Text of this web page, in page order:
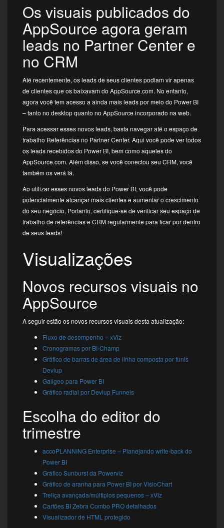
Os visuais publicados do
AppSource agora geram
leads no Partner Center e
no CRM
Até recentemente, os leads de seus clientes podiam vir apenas
de clientes que os baixavam do AppSource.com. No entanto,
agora você tem acesso a ainda mais leads por meio do Power BI
– tanto no desktop quanto no AppSource incorporado na web.
Para acessar esses novos leads, basta navegar até o espaço de
trabalho Referências no Partner Center. Aqui você pode ver todos
os leads recebidos do Power BI, bem como aqueles do
AppSource.com. Além disso, se você conectou seu CRM, você
também os verá lá.
Ao utilizar esses novos leads do Power BI, você pode
potencialmente alcançar mais clientes e aumentar o crescimento
do seu negócio. Portanto, certifique-se de verificar seu espaço de
trabalho de referências e CRM regularmente para ficar por dentro
de seus leads!
Visualizações
Novos recursos visuais no
AppSource
A seguir estão os novos recursos visuais desta atualização:
Fluxo de desempenho – xViz
Cronogramas por BI-Champ
Gráfico de barras de área de linha composta por funis
Devlup
Galigeo para Power BI
Gráfico radial por Devlup Funnels
Escolha do editor do
trimestre
accoPLANNING Enterprise – Planejando write-back do
Power BI
Gráfico Sunburst da Powerviz
Gráfico de aranha para Power BI por VisioChart
Treliça avançada/múltiplos pequenos – xViz
Cartões BI Zebra Combo PRO detalhados
Visualizador de HTML protegido